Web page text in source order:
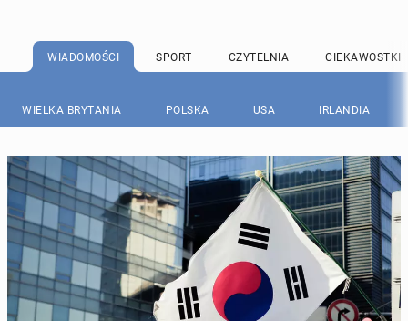
WIADOMOŚCI SPORT CZYTELNIA CIEKAWOSTKI
WIELKA BRYTANIA POLSKA USA IRLANDIA